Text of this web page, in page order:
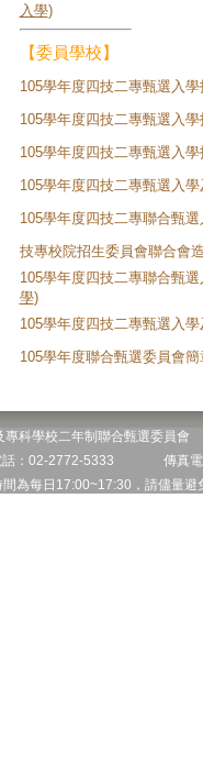
入學)
【委員學校】
105學年度四技二專甄選入
105學年度四技二專甄選入
105學年度四技二專甄選入
105學年度四技二專甄選入
105學年度四技二專聯合甄
技專校院招生委員會聯合會
105學年度四技二專聯合甄
學)
105學年度四技二專甄選入
105學年度聯合甄選委員會
專科學校二年制聯合甄選委員
話：02-2772-5333 傳真
為每日17:00~17:30，請儘量